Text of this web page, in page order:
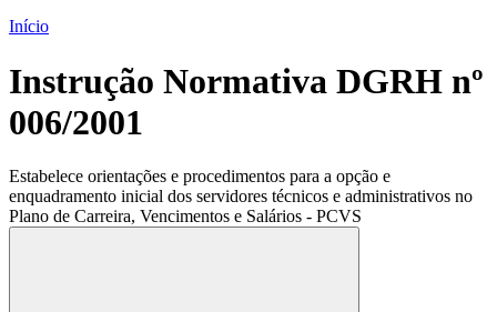
Início
Instrução Normativa DGRH nº
006/2001
Estabelece orientações e procedimentos para a opção e
enquadramento inicial dos servidores técnicos e administrativos no
Plano de Carreira, Vencimentos e Salários - PCVS